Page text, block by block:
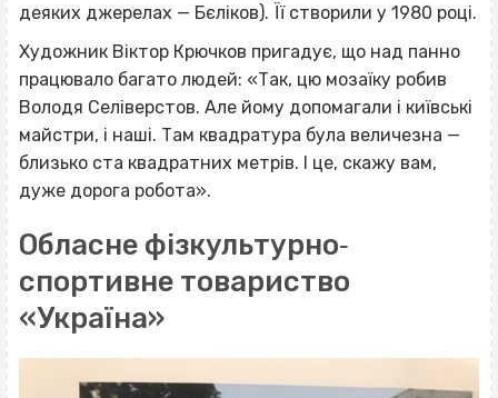
деяких джерелах — Бєліков). Її створили у 1980 році.
Художник Віктор Крючков пригадує, що над панно
працювало багато людей: «Так, цю мозаїку робив
Володя Селіверстов. Але йому допомагали і київські
майстри, і наші. Там квадратура була величезна —
близько ста квадратних метрів. І це, скажу вам,
дуже дорога робота».
Обласне фізкультурно‐
спортивне товариство
«Україна»